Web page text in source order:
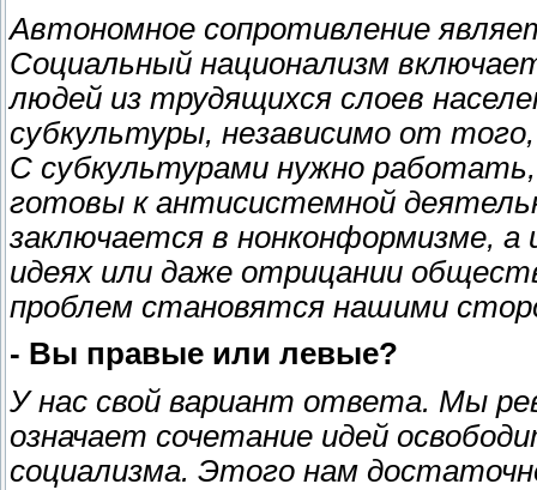
Автономное сопротивление
Социальный национализм
людей из трудящихся слоев
субкультуры, независимо от
С субкультурами нужно
готовы к антисистемной
заключается в нонконформизме,
идеях или даже отрицании
проблем становятся нашими
- Вы правые или левые?
У нас свой вариант ответа. Мы
означает сочетание идей
социализма. Этого нам